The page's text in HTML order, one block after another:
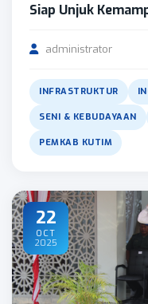
Siap Unjuk
administrator
INFRASTRUKTUR
SENI & KEBUDAYAAN
PEMKAB KUTIM
22
OCT
2025